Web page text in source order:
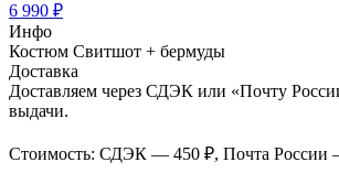
6 990 ₽
Инфо
Костюм Свитшот + бермуды
Доставка
Доставляем через СДЭК или «Почту
выдачи.
Стоимость: СДЭК — 450 ₽, Почта России